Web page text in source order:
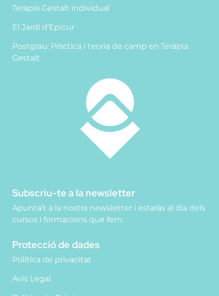
Teràpia Gestalt individual
El Jardí d'Epicur
Postgrau: Pràctica i teoria de camp en Teràpia
Gestalt
Subscriu-te a la newsletter
Apunta’t a la nostra newsletter i estaràs al dia dels
cursos i formacions que fem.
Protecció de dades
Política de privacitat
Avís Legal